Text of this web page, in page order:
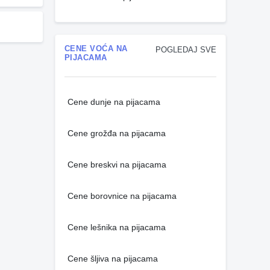
POGLEDAJ SVE
CENE VOĆA NA
PIJACAMA
Cene dunje na pijacama
Cene grožđa na pijacama
Cene breskvi na pijacama
Cene borovnice na pijacama
Cene lešnika na pijacama
Cene šljiva na pijacama